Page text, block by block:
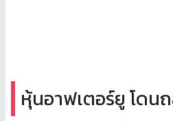
หุ้นอาฟเตอร์ยู โดน